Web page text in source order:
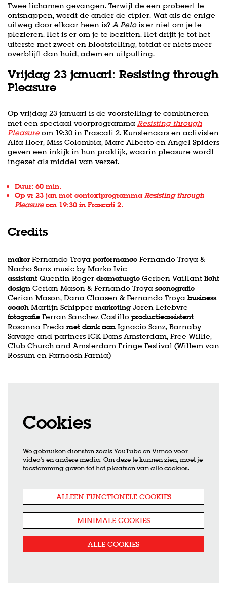
Twee lichamen gevangen. Terwijl de een probeert te
ontsnappen, wordt de ander de cipier. Wat als de enige
uitweg door elkaar heen is? A Pelois er niet om je te
plezieren. Het is er om je te bezitten. Het drijft je tot het
uiterste met zweet en blootstelling, totdat er niets meer
overblijft dan huid, adem en uitputting.
Vrijdag 23 januari: Resisting through
Pleasure
Op vrijdag 23 januari is de voorstelling te combineren
met een speciaal voorprogramma Resisting through
Pleasureom 19:30 in Frascati 2. Kunstenaars en activisten
Alfa Hoer, Miss Colombia, Marc Alberto en Angel Spiders
geven een inkijk in hun praktijk, waarin pleasure wordt
ingezet als middel van verzet.
Duur: 60 min.
Op vr 23 jan met contextprogramma Resisting through
Pleasureom 19:30 in Frascati 2.
Credits
maker Fernando Troya performance Fernando Troya &
Nacho Sanz music by Marko Ivic
assistant Quentin Roger dramaturgie Gerben Vaillant licht
design Cerian Mason & Fernando Troya scenografie
Cerian Mason, Dana Claasen & Fernando Troya business
coach Martijn Schipper marketing Joren Lefebvre
fotografie Ferran Sanchez Castillo productieassistent
Rosanna Freda met dank aan Ignacio Sanz, Barnaby
Savage and partners ICK Dans Amsterdam, Free Willie,
Club Church and Amsterdam Fringe Festival (Willem van
Rossum en Farnoosh Farnia)
Cookies
We gebruiken diensten zoals YouTube en Vimeo voor
video's en andere media. Om deze te kunnen zien, moet je
toestemming geven tot het plaatsen van alle cookies.
ALLEEN FUNCTIONELE COOKIES
MINIMALE COOKIES
ALLE COOKIES